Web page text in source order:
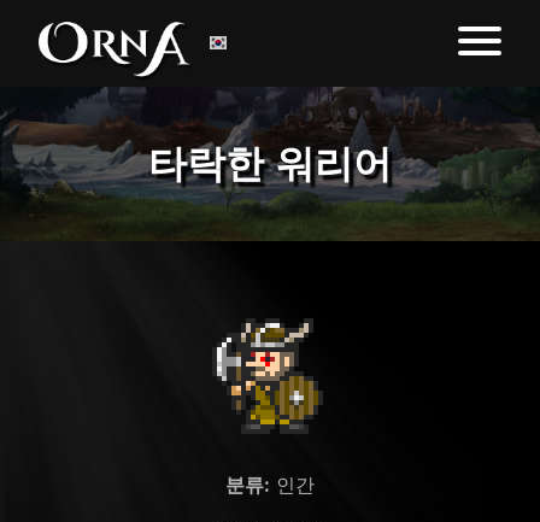
타락한 워리어
분류: 인간